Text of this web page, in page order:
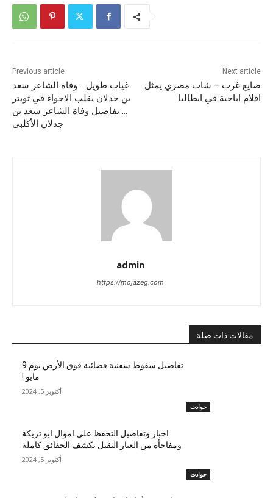
Previous article
غياب طويل .. وفاة الشاعر سعد
بن جدلان يقلب الاجواء في تويتر
… تفاصيل وفاة الشاعر سعد بن
جدلان الأكلبي
Next article
صايع غرب – شاب مصري يمثل
افلام اباحية في ايطاليا
admin
https://mojazeg.com
مقالات ذات صلة
حوادث
تفاصيل سقوط سفنية فضائية فوق الأرض يوم 9
مايو !
أكتوبر 5, 2024
حوادث
اخبار وتفاصيل التحفظ على اموال ابو تريكة
ومفاجأة من العيار الثقيل تكشف الحقائق كاملة
أكتوبر 5, 2024